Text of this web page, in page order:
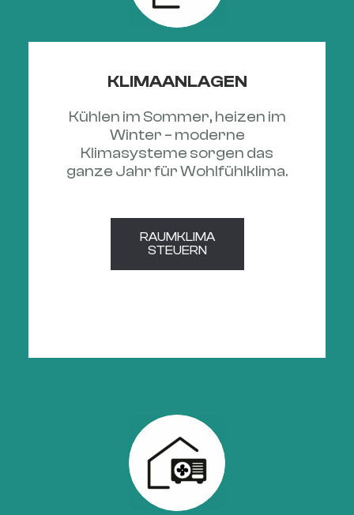
KLIMAANLAGEN
Kühlen im Sommer, heizen im
Winter – moderne
Klimasysteme sorgen das
ganze Jahr für Wohlfühlklima.
RAUMKLIMA
STEUERN